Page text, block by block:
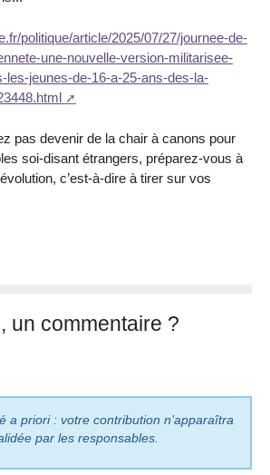
politique/article/2025/07/27/journee-de-
une-nouvelle-version-militarisee-
les-jeunes-de-16-a-25-ans-des-la-
pas devenir de la chair à canons pour
soi-disant étrangers, préparez-vous à
c’est-à-dire à tirer sur vos
un commentaire ?
a priori : votre contribution n’apparaîtra
par les responsables.